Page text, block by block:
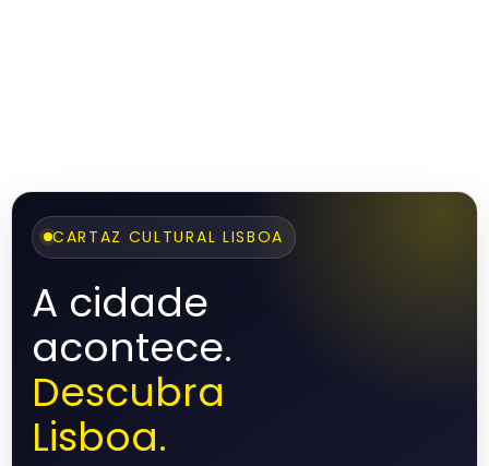
CARTAZ CULTURAL LISBOA
A cidade
acontece.
Descubra
Lisboa.